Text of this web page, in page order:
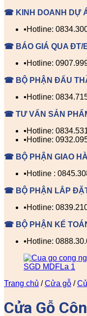
☎ KINH DOANH DỰ
▪️Hotline:
☎ BÁO GIÁ QUA ĐT/
▪️Hotline:
☎ BỘ PHẬN ĐẤU
▪️Hotline:
☎ TƯ VẤN SẢN
▪️Hotline:
▪️Hotline:
☎ BỘ PHẬN GIAO
▪️Hotline :
☎ BỘ PHẬN LẮP
▪️Hotline:
☎ BỘ PHẬN KẾ
▪️Hotline:
Trang chủ / Cửa gỗ /
Cửa Gỗ